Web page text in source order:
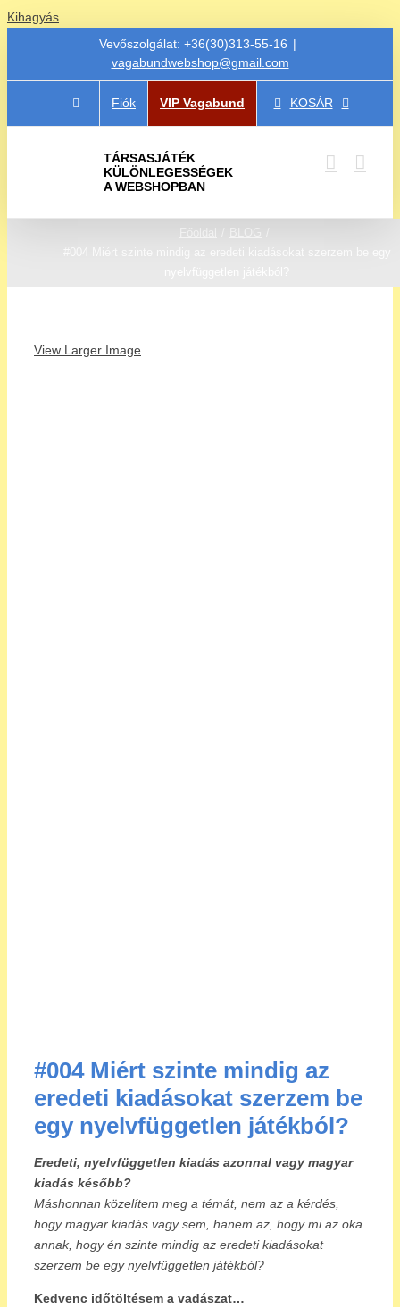
Kihagyás
Vevőszolgálat: +36(30)313-55-16 |
vagabundwebshop@gmail.com
Fiók VIP Vagabund KOSÁR
TÁRSASJÁTÉK
KÜLÖNLEGESSÉGEK
A WEBSHOPBAN
Főoldal
#004 Miért szinte mindig az eredeti kiadásokat szerzem be egy
View Larger Image
#004 Miért szinte mindig az
eredeti kiadásokat szerzem be
egy nyelvfüggetlen játékból?
Eredeti, nyelvfüggetlen kiadás azonnal vagy magyar
kiadás később?
Máshonnan közelítem meg a témát, nem az a kérdés,
hogy magyar kiadás vagy sem, hanem az, hogy mi az oka
annak, hogy én szinte mindig az eredeti kiadásokat
szerzem be egy nyelvfüggetlen játékból?
Kedvenc időtöltésem a vadászat…